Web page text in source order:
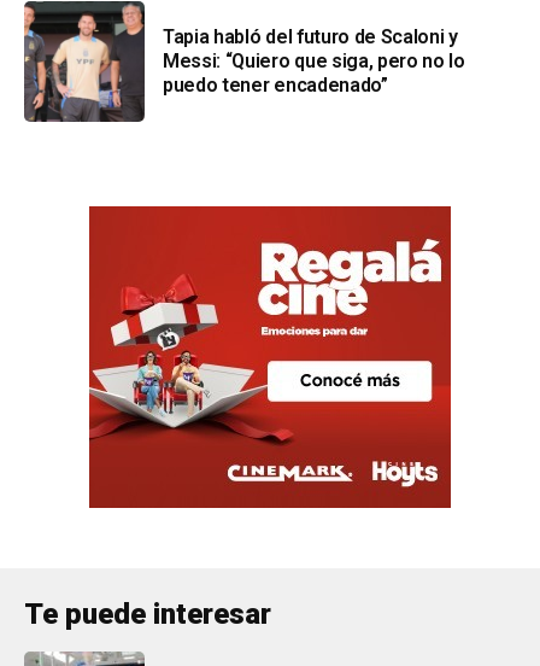
Tapia habló del futuro de Scaloni y
Messi: “Quiero que siga, pero no lo
puedo tener encadenado”
Te puede interesar